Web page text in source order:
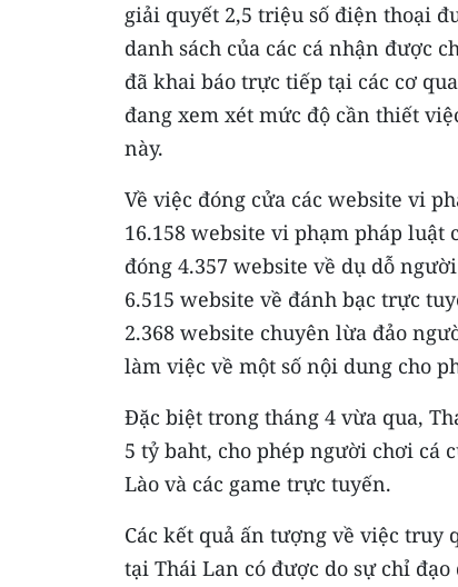
giải quyết 2,5 triệu số điện thoại
danh sách của các cá nhận được
đã khai báo trực tiếp tại các cơ
đang xem xét mức độ cần thiết
này.
Về việc đóng cửa các website vi
16.158 website vi phạm pháp luật
đóng 4.357 website về dụ dỗ
6.515 website về đánh bạc trực
2.368 website chuyên lừa đảo
làm việc về một số nội dung cho
Đặc biệt trong tháng 4 vừa qua,
5 tỷ baht, cho phép người chơi cá
Lào và các game trực tuyến.
Các kết quả ấn tượng về việc truy
tại Thái Lan có được do sự chỉ